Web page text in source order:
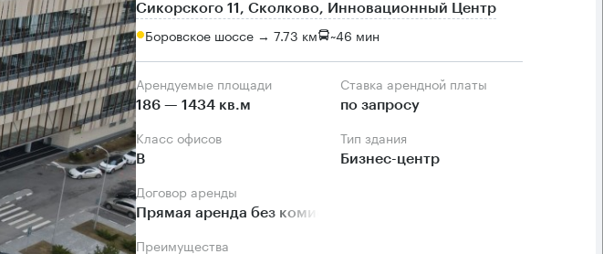
Сикорского 11, Сколково, Инновационный Центр
Боровское шоссе → 7.73 км ~46 мин
Арендуемые площади
186 — 1434 кв.м
Ставка арендной платы
по запросу
Класс офисов
B
Тип здания
Бизнес-центр
Договор аренды
Прямая аренда без комиссии
Преимущества